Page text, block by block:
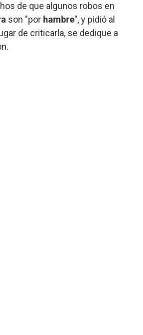
de que algunos robos en
son "por hambre", y pidió al
de criticarla, se dedique a